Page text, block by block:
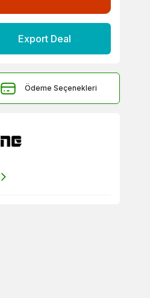
Export Deal
Ödeme Seçenekleri